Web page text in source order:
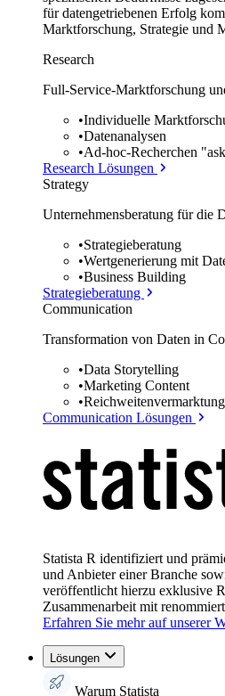
für datengetriebenen Erfolg
Marktforschung, Strategie und
Research
Full-Service-Marktforschung
•Individuelle
•Datenanalysen
•Ad-hoc-Recherchen
Research Lösungen
Strategy
Unternehmens­beratung für die
•Strategieberatung
•Wertgenerierung mit
•Business Building
Strategieberatung
Communication
Transformation von Daten in
•Data Storytelling
•Marketing Content
•Reichweitenvermarktung
Communication Lösungen
Statista R identifiziert und
und Anbieter einer Branche
veröffentlicht hierzu exklusive
Zusammenarbeit mit
Erfahren Sie mehr auf unserer
Lösungen
Warum Statista